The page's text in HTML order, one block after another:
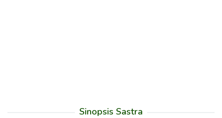
Sinopsis Sastra